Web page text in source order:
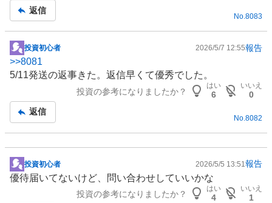
事
返信
No.8083
掲
示
板
投資初心者 2026/5/7 12:55報告
>>8081
5/11発送の返事きた。返信早くて優秀でした。
投資の参考になりましたか？
はい
6
いいえ
0
返信
No. 8082
掲
示
投資初心者 2026/5/5 13:51 報告
優待届いてないけど、問い合わせしていいかな
投資の参考になりましたか？
はい
4
いいえ
1